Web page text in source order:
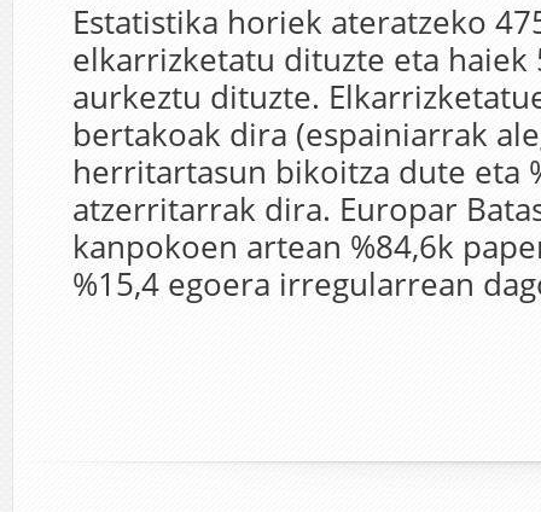
Estatistika horiek ateratzeko
elkarrizketatu dituzte eta haiek
aurkeztu dituzte.
bertakoak dira (espainiarrak
herritartasun bikoitza dute eta
atzerritarrak dira. Europar
kanpokoen artean %84,6k
%15,4 egoera irregularrean